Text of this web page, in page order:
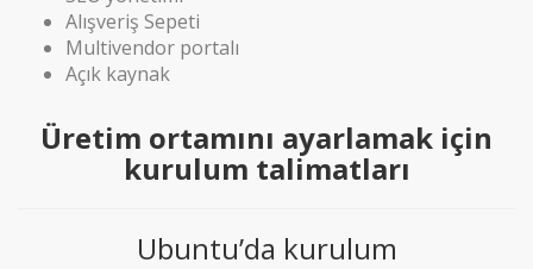
Alışveriş Sepeti
Multivendor portalı
Açık kaynak
Üretim ortamını ayarlamak için
kurulum talimatları
Ubuntu’da kurulum